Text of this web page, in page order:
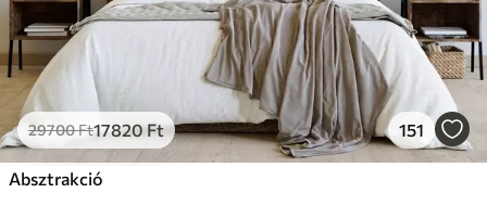
29700Ft17820Ft 151
Absztrakció